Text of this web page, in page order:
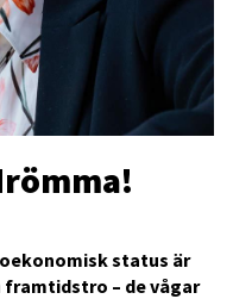
status är
– de vågar